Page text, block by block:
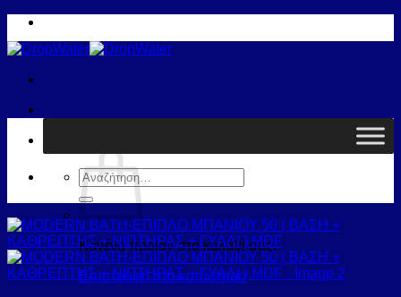
Μετάβαση
περιεχόμενο
Κανένα προϊόν στο καλάθι σας.
Επιστροφή στο κατάστημα
Αναζήτηση
για: